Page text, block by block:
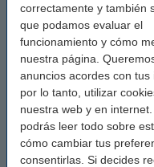
correctamente y también
que podamos evaluar el
funcionamiento y cómo
nuestra página.
anuncios acordes con tus
por lo tanto, utilizar
nuestra web y en
podrás leer todo sobre
cómo cambiar tus
consentirlas. Si decides
Morado
Rojo
Rosa